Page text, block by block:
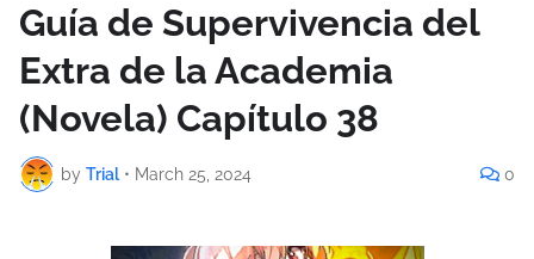
Guía de Supervivencia del
Extra de la Academia
(Novela) Capítulo 38
by Trial • March 25, 2024 0